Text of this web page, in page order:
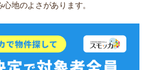
地のよさがあります。